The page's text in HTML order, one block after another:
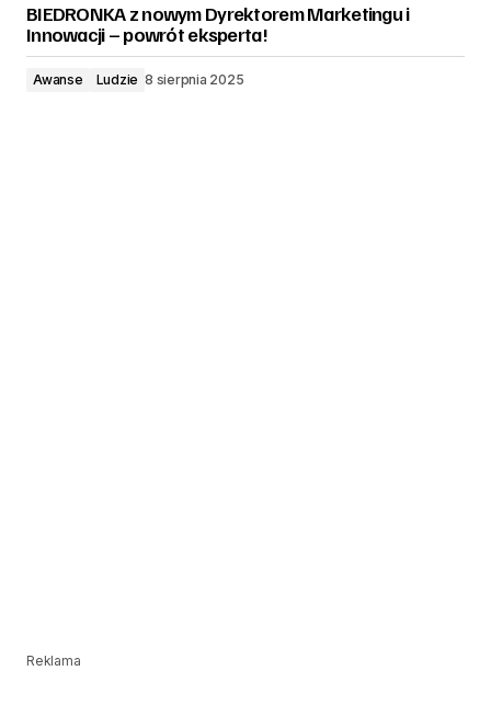
BIEDRONKA z nowym Dyrektorem Marketingu i
Innowacji – powrót eksperta!
Awanse Ludzie 8 sierpnia 2025
Reklama